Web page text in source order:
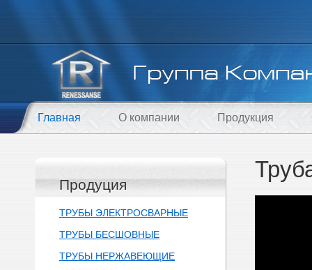
Главная О компании Продукция
Продуция
ТРУБЫ ЭЛЕКТРОСВАРНЫЕ
ТРУБЫ БЕСШОВНЫЕ
ТРУБЫ НЕРЖАВЕЮЩИЕ